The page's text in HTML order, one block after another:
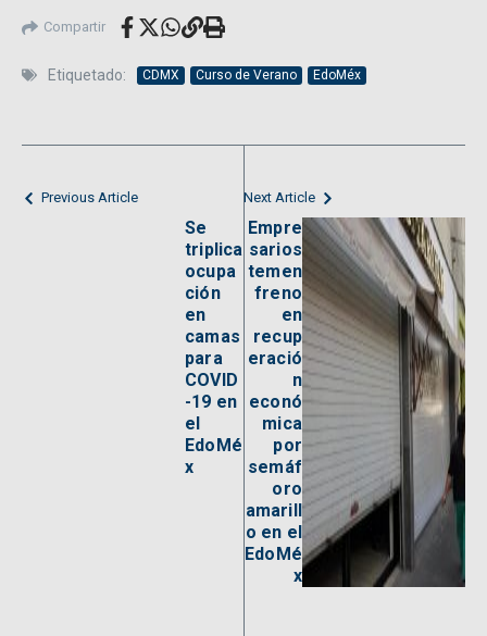
Compartir
Etiquetado: CDMX Curso de Verano EdoMéx
Previous Article
Se
triplica
ocupa
ción
en
camas
para
COVID
-19 en
el
EdoMé
x
Next Article
Empre
sarios
temen
freno
en
recup
eració
n
econó
mica
por
semáf
oro
amarill
o en el
EdoMé
x